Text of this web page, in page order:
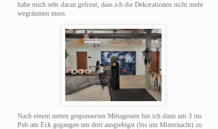
habe mich sehr daran gefreut, dass ich die Dekorationen nicht mehr
wegräumen muss.
Nach einem netten gesponserten Mittagessen bin ich dann um 3 ins
Pub am Eck gegangen um dort ausgiebigst (bis um Mitternacht) zu